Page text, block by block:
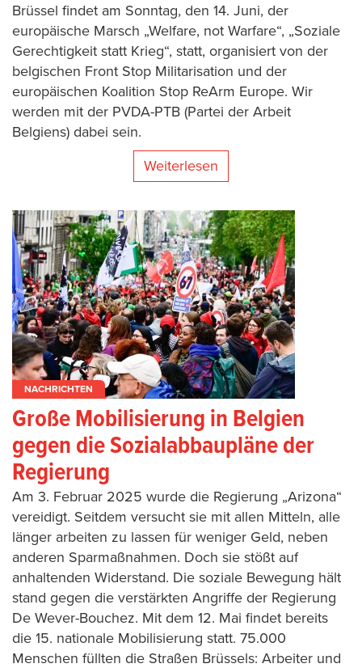
Brüssel findet am Sonntag, den 14. Juni, der
europäische Marsch „Welfare, not Warfare“, „Soziale
Gerechtigkeit statt Krieg“, statt, organisiert von der
belgischen Front Stop Militarisation und der
europäischen Koalition Stop ReArm Europe. Wir
werden mit der PVDA-PTB (Partei der Arbeit
Belgiens) dabei sein.
Weiterlesen
NACHRICHTEN
Große Mobilisierung in Belgien
gegen die Sozialabbaupläne der
Regierung
Am 3. Februar 2025 wurde die Regierung „Arizona“
vereidigt. Seitdem versucht sie mit allen Mitteln, alle
länger arbeiten zu lassen für weniger Geld, neben
anderen Sparmaßnahmen. Doch sie stößt auf
anhaltenden Widerstand. Die soziale Bewegung hält
stand gegen die verstärkten Angriffe der Regierung
De Wever-Bouchez. Mit dem 12. Mai findet bereits
die 15. nationale Mobilisierung statt. 75.000
Menschen füllten die Straßen Brüssels: Arbeiter und